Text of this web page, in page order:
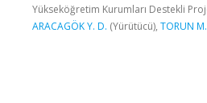
Yükseköğretim Kurumları Destekli
ARACAGÖK Y. D. (Yürütücü), TORUN M.